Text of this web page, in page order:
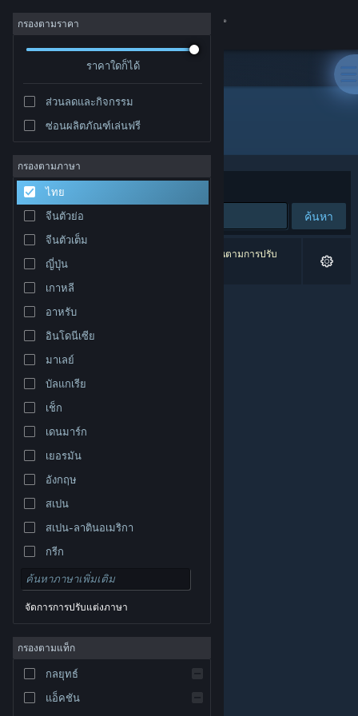
เข้าสู่ระบบ
ชุมชน
เกี่ยวกับ
ฝ่ายสนับสนุน
เปลี่ยนภาษา
รับแอป Steam แบบพกพา
ชมเว็บไซต์สำหรับเดสก์ท็อป
© Valve Corporation สงวนลิขสิทธิ์ เครื่องหมายการค้า
และประเทศอื่น
นโยบายความเป็นส่วนตัว
การช่วยการเข้าถึง|
Steam| การคืนเงิน
กรองตามราคา
ราคาใดก็ได้
ส่วนลดและกิจกรรม
ซ่อนผลิตภัณฑ์เล่นฟรี
กรองตามภาษา
ไทย
จีนตัวย่อ
จีนตัวเต็ม
ญี่ปุ่น
เกาหลี
อาหรับ
อินโดนีเซีย
มาเลย์
บัลแกเรีย
เช็ก
เดนมาร์ก
เยอรมัน
อังกฤษ
สเปน
สเปน-ลาตินอเมริกา
กรีก
จัดการการปรับแต่งภาษา
กรองตามแท็ก
กลยุทธ์
แอ็คชัน
ผู้พัฒนา: NIRVANA
จัดเรียงตาม
ค้นหา
0 ผลลัพธ์ตรงกับที่คุณค้นหา 1 ผลิตภัณฑ์ได้ถูกละเว้นตามการปรับ
แต่งของคุณ